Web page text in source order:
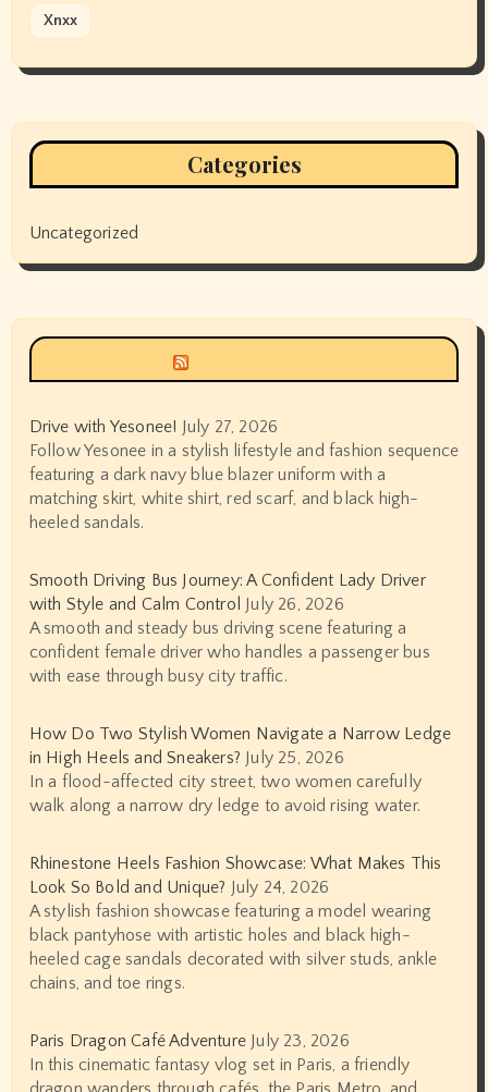
Xnxx
Categories
Uncategorized
Drive with Yesonee! July 27, 2026
Follow Yesonee in a stylish lifestyle and fashion sequence
featuring a dark navy blue blazer uniform with a
matching skirt, white shirt, red scarf, and black high-
heeled sandals.
Smooth Driving Bus Journey: A Confident Lady Driver
with Style and Calm Control July 26, 2026
A smooth and steady bus driving scene featuring a
confident female driver who handles a passenger bus
with ease through busy city traffic.
How Do Two Stylish Women Navigate a Narrow Ledge
in High Heels and Sneakers? July 25, 2026
In a flood-affected city street, two women carefully
walk along a narrow dry ledge to avoid rising water.
Rhinestone Heels Fashion Showcase: What Makes This
Look So Bold and Unique? July 24, 2026
A stylish fashion showcase featuring a model wearing
black pantyhose with artistic holes and black high-
heeled cage sandals decorated with silver studs, ankle
chains, and toe rings.
Paris Dragon Café Adventure July 23, 2026
In this cinematic fantasy vlog set in Paris, a friendly